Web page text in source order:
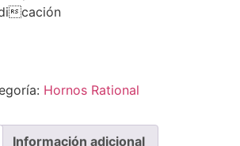
cación
Hornos Rational
Información adicional